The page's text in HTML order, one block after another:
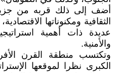
أضف إلى ذلك قربه من
الثقافية ومكنوناتها
عديدة ذات أهمية
والأمنية.
وتكتسب منطقة القرن
الكبرى نظرا لموقعها